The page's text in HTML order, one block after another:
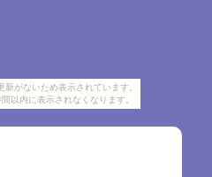
がないため表示されています。
以内に表示されなくなります。